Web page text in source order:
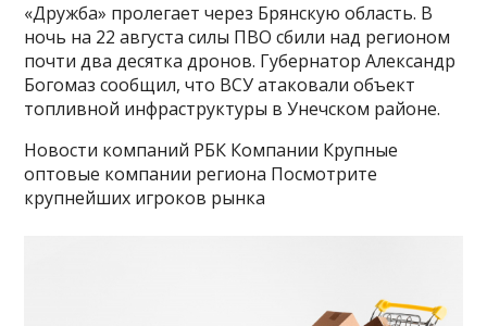
«Дружба» пролегает через Брянскую область. В
ночь на 22 августа силы ПВО сбили над регионом
почти два десятка дронов. Губернатор Александр
Богомаз сообщил, что ВСУ атаковали объект
топливной инфраструктуры в Унечском районе.
Новости компаний РБК Компании Крупные
оптовые компании региона Посмотрите
крупнейших игроков рынка